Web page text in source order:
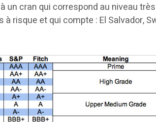
un cran qui correspond au niveau
et qui compte : El Salvador,